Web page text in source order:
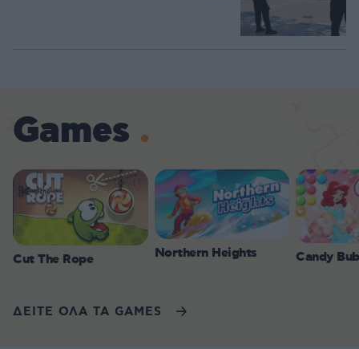
Games
Cut The Rope Northern Heights Candy
ΔΕΙΤΕ ΟΛΑ ΤΑ GAMES